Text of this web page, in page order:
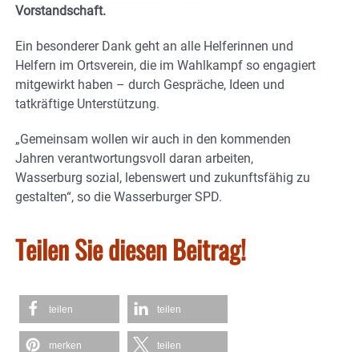
Vorstandschaft.
Ein besonderer Dank geht an alle Helferinnen und
Helfern im Ortsverein, die im Wahlkampf so engagiert
mitgewirkt haben – durch Gespräche, Ideen und
tatkräftige Unterstützung.
„Gemeinsam wollen wir auch in den kommenden
Jahren verantwortungsvoll daran arbeiten,
Wasserburg sozial, lebenswert und zukunftsfähig zu
gestalten“, so die Wasserburger SPD.
Teilen Sie diesen Beitrag!
teilen teilen
merken teilen